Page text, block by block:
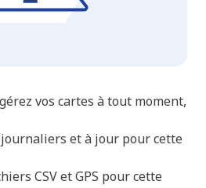
vos cartes à tout moment,
et à jour pour cette
CSV et GPS pour cette